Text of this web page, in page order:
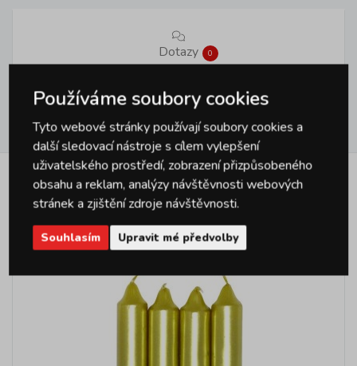
Dotazy 0
Hodnocení 0
Podobné produkty
Vybrané na HP
Používáme soubory cookies
Tyto webové stránky používají soubory cookies a
další sledovací nástroje s cílem vylepšení
uživatelského prostředí, zobrazení přizpůsobeného
obsahu a reklam, analýzy návštěvnosti webových
stránek a zjištění zdroje návštěvnosti.
Souhlasím Upravit mé předvolby